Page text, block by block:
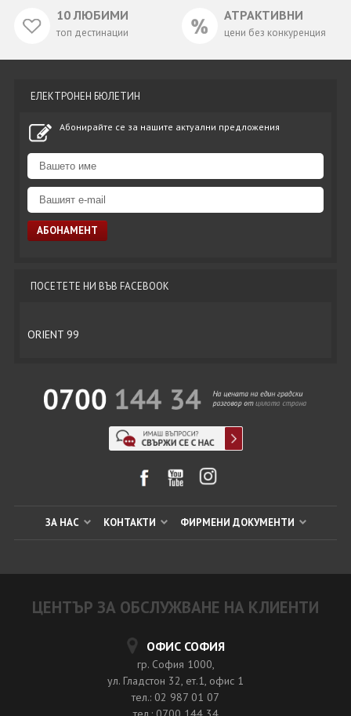
10 ЛЮБИМИ
топ дестинации
АТРАКТИВНИ
цени без конкуренция
ЕЛЕКТРОНЕН БЮЛЕТИН
Абонирайте се за нашите актуални предложения
ПОСЕТЕТЕ НИ ВЪВ FACEBOOK
ORIENT 99
ЗА НАС КОНТАКТИ ФИРМЕНИ ДОКУМЕНТИ
ЦЕНТЪР ЗА ОБСЛУЖВАНЕ НА КЛИЕНТИ
ОФИС СОФИЯ
гр. София 1000,
ул. Гладстон 32, ет.1, офис 1
тел.: 02 987 01 07